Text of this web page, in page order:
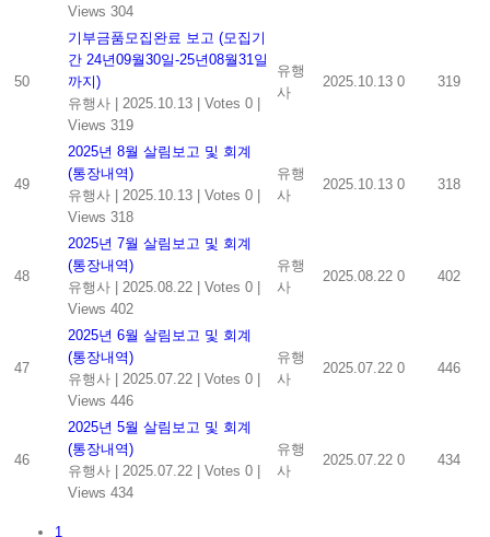
Views 304
50
기부금품모집완료 보고 (모집기
간 24년09월30일-25년08월31일
까지)
유행사
2025.10.13 Votes 0
Views 319
유행
사
2025.10.13 0 319
49
2025년 8월 살림보고 및 회계
(통장내역)
유행사
2025.10.13 Votes 0
Views 318
유행
사
2025.10.13 0 318
48
2025년 7월 살림보고 및 회계
(통장내역)
유행사
2025.08.22 Votes 0
Views 402
유행
사
2025.08.22 0 402
47
2025년 6월 살림보고 및 회계
(통장내역)
유행사
2025.07.22 Votes 0
Views 446
유행
사
2025.07.22 0 446
46
2025년 5월 살림보고 및 회계
(통장내역)
유행사
2025.07.22 Votes 0
Views 434
유행
사
2025.07.22 0 434
1